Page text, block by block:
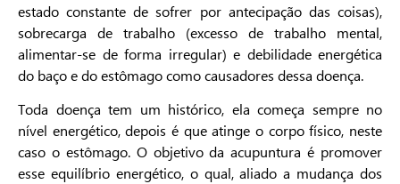
estado constante de sofrer por antecipação das coisas),
sobrecarga de trabalho (excesso de trabalho mental,
alimentar-se de forma irregular) e debilidade energética
do baço e do estômago como causadores dessa doença.
Toda doença tem um histórico, ela começa sempre no
nível energético, depois é que atinge o corpo físico, neste
caso o estômago. O objetivo da acupuntura é promover
esse equilíbrio energético, o qual, aliado a mudança dos